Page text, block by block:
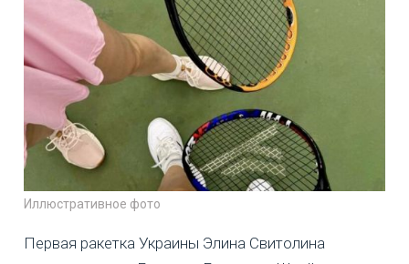
Иллюстративное фото
Первая ракетка Украины Элина Свитолина